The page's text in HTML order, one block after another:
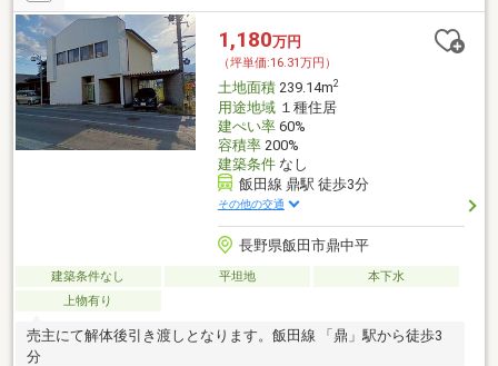
1,180万円
（坪単価:16.31万円）
土地面積239.14m2
用途地域１種住居
建ぺい率60%
容積率200%
建築条件なし
飯田線 鼎駅 徒歩3分
その他の交通
長野県飯田市鼎中平
建築条件なし 平坦地
本下水
上物有り
売主にて解体後引き渡しとなります。飯田線 「鼎」駅から徒歩3
分